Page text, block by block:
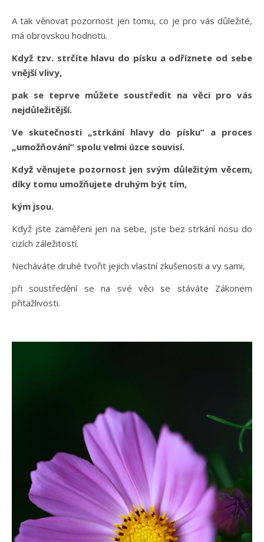
A tak věnovat pozornost jen tomu, co je pro vás důležité,
má obrovskou hodnotu.
Když tzv. strčíte hlavu do písku a odříznete od sebe
vnější vlivy,
pak se teprve můžete soustředit na věci pro vás
nejdůležitější.
Ve skutečnosti „strkání hlavy do písku“ a proces
„umožňování“ spolu velmi úzce souvisí.
Když věnujete pozornost jen svým důležitým věcem,
díky tomu umožňujete druhým být tím,
kým jsou.
Když jste zaměřeni jen na sebe, jste bez strkání nosu do
cizích záležitostí.
Necháváte druhé tvořit jejich vlastní zkušenosti a vy sami,
při soustředění se na své věci se stáváte Zákonem
přitažlivosti.